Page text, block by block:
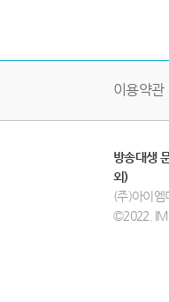
이용약관
방송대생
외)
(주)아이
©2022. IM